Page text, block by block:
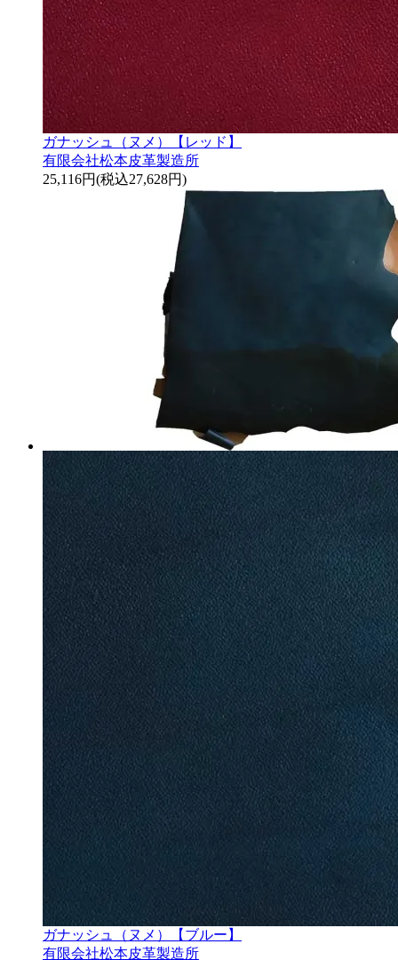
ガナッシュ（ヌメ）【レッド】
有限会社松本皮革製造所
25,116円(税込27,628円)
ガナッシュ（ヌメ）【ブルー】
有限会社松本皮革製造所